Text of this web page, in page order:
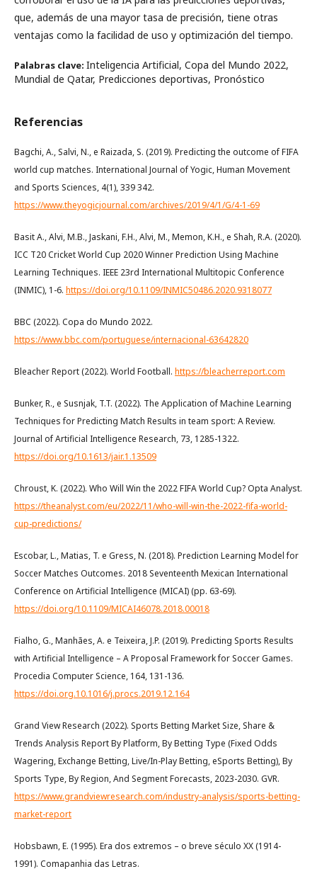
que, además de una mayor tasa de precisión, tiene otras
ventajas como la facilidad de uso y optimización del tiempo.
Palabras clave: Inteligencia Artificial, Copa del Mundo 2022,
Mundial de Qatar, Predicciones deportivas, Pronóstico
Referencias
Bagchi, A., Salvi, N., e Raizada, S. (2019). Predicting the outcome of FIFA
world cup matches. International Journal of Yogic, Human Movement
and Sports Sciences, 4(1), 339 342.
https://www.theyogicjournal.com/archives/2019/4/1/G/4-1-69
Basit A., Alvi, M.B., Jaskani, F.H., Alvi, M., Memon, K.H., e Shah, R.A. (2020).
ICC T20 Cricket World Cup 2020 Winner Prediction Using Machine
Learning Techniques. IEEE 23rd International Multitopic Conference
(INMIC), 1-6. https://doi.org/10.1109/INMIC50486.2020.9318077
BBC (2022). Copa do Mundo 2022.
https://www.bbc.com/portuguese/internacional-63642820
Bleacher Report (2022). World Football. https://bleacherreport.com
Bunker, R., e Susnjak, T.T. (2022). The Application of Machine Learning
Techniques for Predicting Match Results in team sport: A Review.
Journal of Artificial Intelligence Research, 73, 1285-1322.
https://doi.org/10.1613/jair.1.13509
Chroust, K. (2022). Who Will Win the 2022 FIFA World Cup? Opta Analyst.
https://theanalyst.com/eu/2022/11/who-will-win-the-2022-fifa-world-
cup-predictions/
Escobar, L., Matias, T. e Gress, N. (2018). Prediction Learning Model for
Soccer Matches Outcomes. 2018 Seventeenth Mexican International
Conference on Artificial Intelligence (MICAI) (pp. 63-69).
https://doi.org/10.1109/MICAI46078.2018.00018
Fialho, G., Manhães, A. e Teixeira, J.P. (2019). Predicting Sports Results
with Artificial Intelligence – A Proposal Framework for Soccer Games.
Procedia Computer Science, 164, 131-136.
https://doi.org.10.1016/j.procs.2019.12.164
Grand View Research (2022). Sports Betting Market Size, Share &
Trends Analysis Report By Platform, By Betting Type (Fixed Odds
Wagering, Exchange Betting, Live/In-Play Betting, eSports Betting), By
Sports Type, By Region, And Segment Forecasts, 2023-2030. GVR.
https://www.grandviewresearch.com/industry-analysis/sports-betting-
market-report
Hobsbawn, E. (1995). Era dos extremos – o breve século XX (1914-
1991). Comapanhia das Letras.